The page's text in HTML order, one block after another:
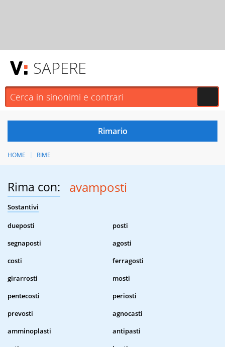
SAPERE
HOME RIME
Rima con: avamposti
Sostantivi
dueposti
posti
segnaposti
agosti
costi
ferragosti
girarrosti
mosti
pentecosti
periosti
prevosti
agnocasti
amminoplasti
antipasti